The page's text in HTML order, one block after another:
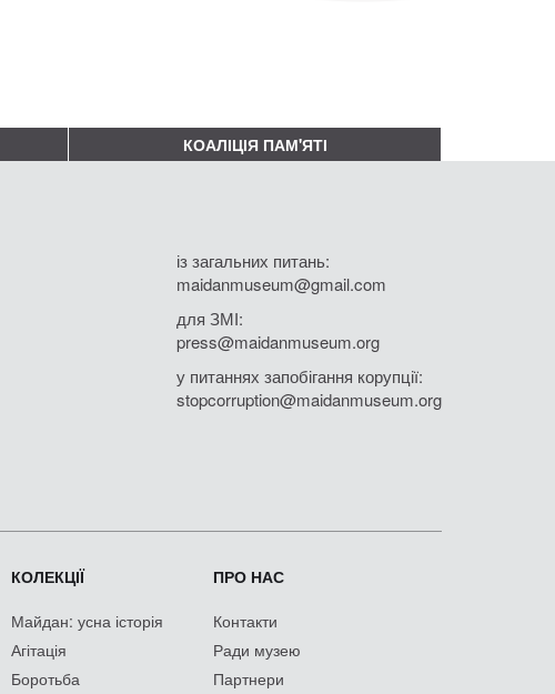
КОАЛІЦІЯ ПАМ'ЯТІ
із загальних питань:
maidanmuseum@gmail.com
для ЗМІ:
press@maidanmuseum.org
у питаннях запобігання корупції:
stopcorruption@maidanmuseum.org
КОЛЕКЦІЇ
Майдан: усна історія
Агітація
Боротьба
ПРО НАС
Контакти
Ради музею
Партнери